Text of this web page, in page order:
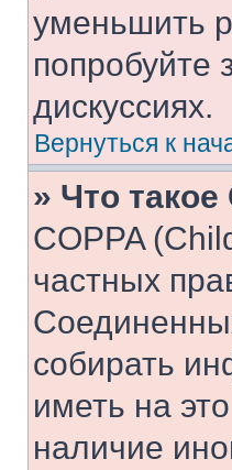
уменьшить
попробуйте
дискуссиях.
Вернуться к
» Что такое
COPPA
частных
собирать
иметь на
наличие